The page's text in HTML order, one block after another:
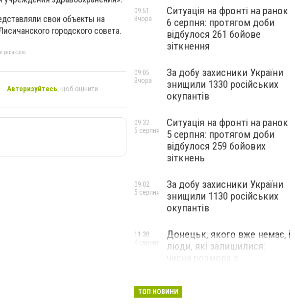
свои объекты на
городского совета.
редакцію
Авторизуйтесь, щоб оцінити
Ситуація на фронті на ранок
6 серпня: протягом доби
відбулося 261 бойове
зіткнення
09:51
Вчора
За добу захисники України
знищили 1330 російських
окупантів
09:05
Вчора
Ситуація на фронті на ранок
5 серпня: протягом доби
відбулося 259 бойових
зіткнень
09:32
5 серпня
За добу захисники України
знищили 1130 російських
окупантів
09:02
5 серпня
Донецьк, якого вже немає, і
люди, які залишилися:
11:30
4 серпня
ТОП НОВИНИ